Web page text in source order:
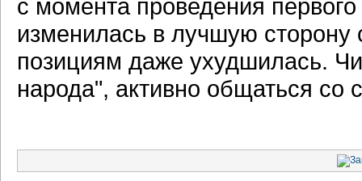
с момента проведения
изменилась в лучшую сторону
позициям даже ухудшилась.
народа", активно общаться